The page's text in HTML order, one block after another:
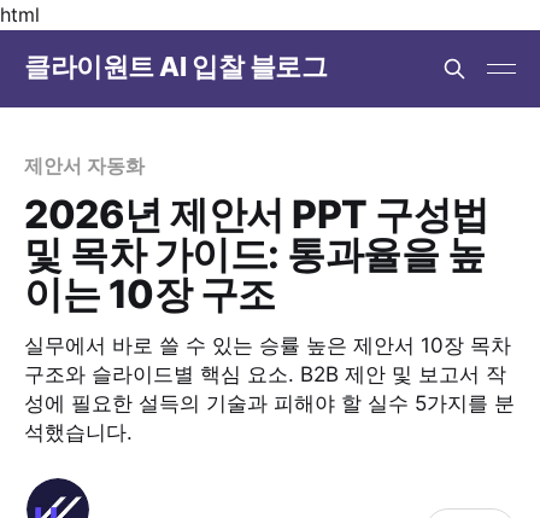
html
클라이원트 AI 입찰 블로그
제안서 자동화
2026년 제안서 PPT 구성법
및 목차 가이드: 통과율을 높
이는 10장 구조
실무에서 바로 쓸 수 있는 승률 높은 제안서 10장 목차
구조와 슬라이드별 핵심 요소. B2B 제안 및 보고서 작
성에 필요한 설득의 기술과 피해야 할 실수 5가지를 분
석했습니다.